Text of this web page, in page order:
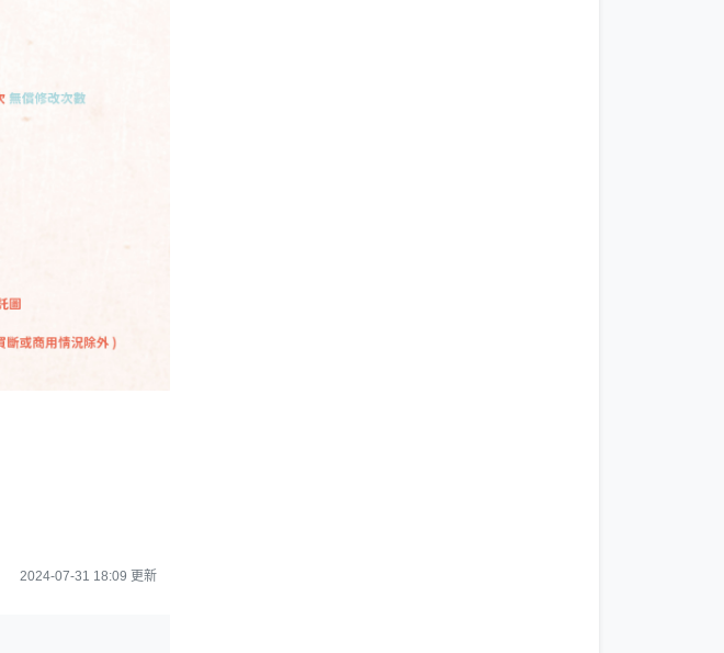
2024-07-31 18:09 更新